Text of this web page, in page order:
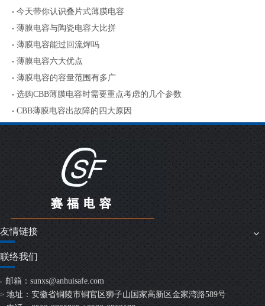
今天带你认识叠片式薄膜电容
薄膜电容与陶瓷电容大比拼
薄膜电容能过回流焊吗
薄膜电容六大优点
薄膜电容的容量范围有多广
选购CBB薄膜电容时需要重点考虑的几个参数
CBB薄膜电容出故障的四大原因
友情链接
联络我们
> 邮箱： sunxs@anhuisafe.com
> 地址：安徽省铜陵市铜官区狮子山国家高新区金家湾路589号